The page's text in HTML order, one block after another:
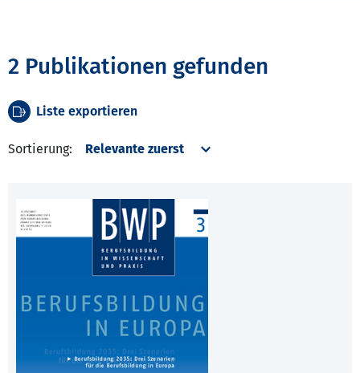
2 Publikationen gefunden
Liste exportieren
Sortierung: